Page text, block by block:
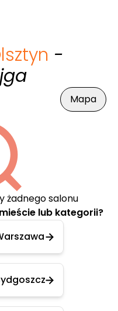
-
Mapa
żadnego salonu
lub kategorii?